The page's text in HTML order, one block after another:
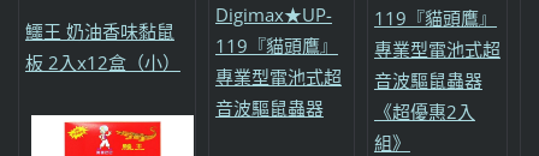
鱷王 奶油香味黏鼠
板 2入x12盒（小）
Digimax★UP-
119『貓頭鷹』
專業型電池式超
音波驅鼠蟲器
119『貓頭鷹』
專業型電池式超
音波驅鼠蟲器
《超優惠2入
組》